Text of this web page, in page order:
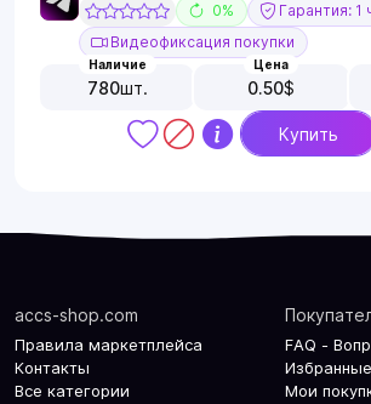
0%
Гарантия: 1
Видеофиксация покупки
Наличие
780шт.
Цена
0.50$
Купить
accs-shop.com
Правила маркетплейса
Контакты
Все категории
FAQ -
Мои